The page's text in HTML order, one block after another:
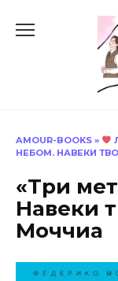
AMOUR-BOOKS »
НЕБОМ. НАВЕКИ
«Три
Навеки
Моччиа